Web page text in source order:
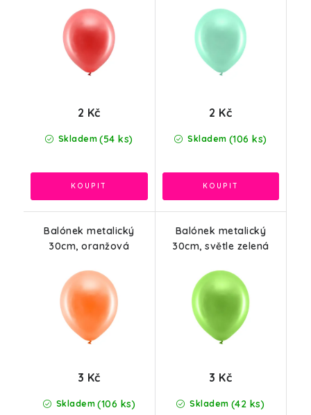
Skladem (54 ks)
2 Kč
Skladem (106 ks)
2 Kč
Balónek metalický
30cm, oranžová
Skladem (106 ks)
3 Kč
Balónek metalický
30cm, světle zelená
Skladem (42 ks)
3 Kč